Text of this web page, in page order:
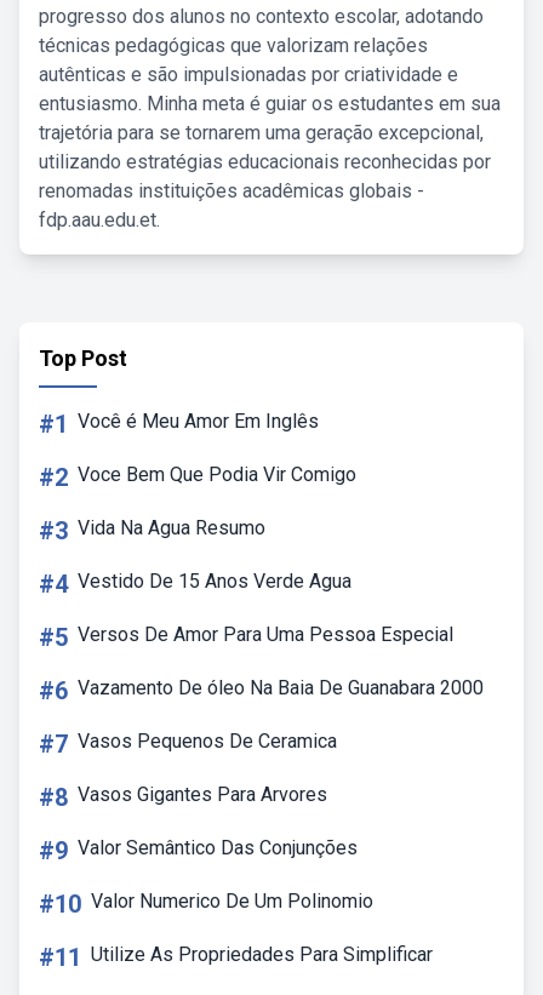
progresso dos alunos no contexto escolar, adotando
técnicas pedagógicas que valorizam relações
autênticas e são impulsionadas por criatividade e
entusiasmo. Minha meta é guiar os estudantes em sua
trajetória para se tornarem uma geração excepcional,
utilizando estratégias educacionais reconhecidas por
renomadas instituições acadêmicas globais -
fdp.aau.edu.et.
Top Post
#1 Você é Meu Amor Em Inglês
#2 Voce Bem Que Podia Vir Comigo
#3 Vida Na Agua Resumo
#4 Vestido De 15 Anos Verde Agua
#5 Versos De Amor Para Uma Pessoa Especial
#6 Vazamento De óleo Na Baia De Guanabara 2000
#7 Vasos Pequenos De Ceramica
#8 Vasos Gigantes Para Arvores
#9 Valor Semântico Das Conjunções
#10 Valor Numerico De Um Polinomio
#11 Utilize As Propriedades Para Simplificar